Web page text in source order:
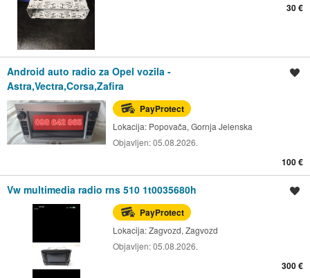
30 €
Android auto radio za Opel vozila -
Astra,Vectra,Corsa,Zafira
PayProtect
Lokacija: Popovača, Gornja Jelenska
Objavljen:05.08.2026.
100 €
Vw multimedia radio rns 510 1t0035680h
PayProtect
Lokacija:Zagvozd, Zagvozd
Objavljen:05.08.2026.
300 €